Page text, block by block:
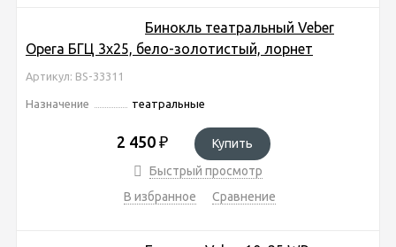
Бинокль театральный Veber
Opera БГЦ 3x25, бело-золотистый, лорнет
Артикул: BS-33311
Назначение театральные
2 450 ₽
Купить
Быстрый просмотр
В избранное
Сравнение